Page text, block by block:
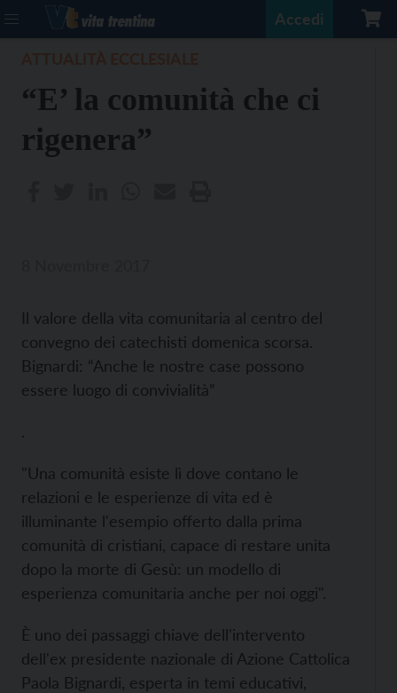
Accedi
“E’ la comunità che ci
rigenera”
Il valore della vita comunitaria al centro del
convegno dei catechisti domenica scorsa.
Bignardi: “Anche le nostre case possono
essere luogo di convivialità”
.
"Una comunità esiste lì dove contano le
relazioni e le esperienze di vita ed è
illuminante l'esempio offerto dalla prima
comunità di cristiani, capace di restare unita
dopo la morte di Gesù: un modello di
esperienza comunitaria anche per noi oggi".
È uno dei passaggi chiave dell'intervento
dell'ex presidente nazionale di Azione Cattolica
Paola Bignardi, esperta in temi educativi,